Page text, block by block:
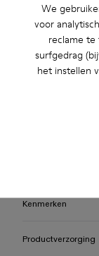
We
voor
reclame
surfgedrag
het instellen
Profiteer van
winkel voor
Blauwe caged
sokvoering van
buitenkant, en
Kenmerken
Textiel/
Productverzorging